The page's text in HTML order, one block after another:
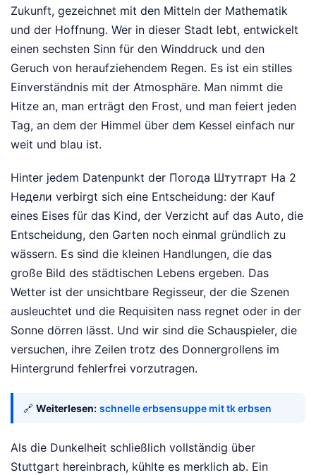
Zukunft, gezeichnet mit den Mitteln der Mathematik
und der Hoffnung. Wer in dieser Stadt lebt, entwickelt
einen sechsten Sinn für den Winddruck und den
Geruch von heraufziehendem Regen. Es ist ein stilles
Einverständnis mit der Atmosphäre. Man nimmt die
Hitze an, man erträgt den Frost, und man feiert jeden
Tag, an dem der Himmel über dem Kessel einfach nur
weit und blau ist.
Hinter jedem Datenpunkt der Погода Штутгарт На 2
Недели verbirgt sich eine Entscheidung: der Kauf
eines Eises für das Kind, der Verzicht auf das Auto, die
Entscheidung, den Garten noch einmal gründlich zu
wässern. Es sind die kleinen Handlungen, die das
große Bild des städtischen Lebens ergeben. Das
Wetter ist der unsichtbare Regisseur, der die Szenen
ausleuchtet und die Requisiten nass regnet oder in der
Sonne dörren lässt. Und wir sind die Schauspieler, die
versuchen, ihre Zeilen trotz des Donnergrollens im
Hintergrund fehlerfrei vorzutragen.
🔗 Weiterlesen: schnelle erbsensuppe mit tk erbsen
Als die Dunkelheit schließlich vollständig über
Stuttgart hereinbrach, kühlte es merklich ab. Ein